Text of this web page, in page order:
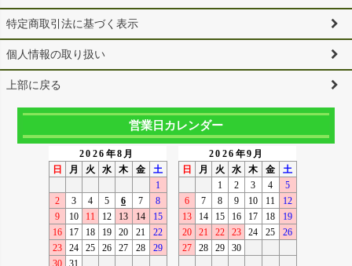
特定商取引法に基づく表示
個人情報の取り扱い
上部に戻る
営業日カレンダー